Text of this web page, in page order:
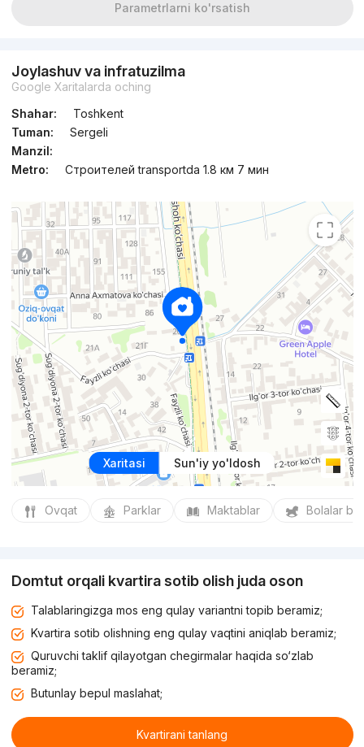
Parametrlarni ko'rsatish
Joylashuv va infratuzilma
Google Xaritalarda oching
Shahar:
Toshkent
Tuman:
Sergeli
Manzil:
Metro:
Строителей transportda 1.8 км 7 мин
Xaritasi Sun'iy yo'ldosh
Ovqat Parklar Maktablar Bolalar
Domtut orqali kvartira sotib olish juda oson
Talablaringizga mos eng qulay variantni topib beramiz;
Kvartira sotib olishning eng qulay vaqtini aniqlab beramiz;
Quruvchi taklif qilayotgan chegirmalar haqida so‘zlab
beramiz;
Butunlay bepul maslahat;
Kvartirani tanlang